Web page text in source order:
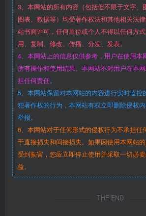
3、本网站的所有内容（包括但不限于文字、
图表、数据等）均受著作权法和其他相关法
站书面许可，任何单位或个人不得以任何方
用、复制、修改、传播、分发、发表。
4、本网站上的信息仅供参考，用户在使用本
所有操作和使用结果。本网站不对用户在本
担任何责任。
5、本网站保留对本网站的内容进行实时监控
犯著作权的行为，本网站有权立即删除侵权
举报。
6、本网站对于任何形式的侵权行为不承担任
于直接损失和间接损失。如果因使用本网站
受到损害，您应立即停止使用并采取一切必
益。
THE END